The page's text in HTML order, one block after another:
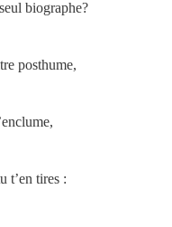
biographe?
posthume,
t’en tires :